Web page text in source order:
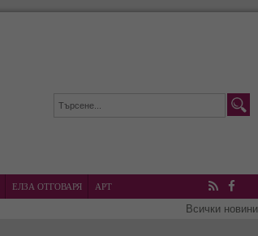
ЕЛЗА ОТГОВАРЯ
АРТ
RSS Facebook
Всички новини